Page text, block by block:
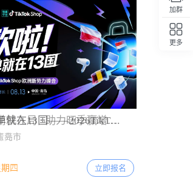
美区发布2026秋冬3C家电企划 361
半年销售额近292万亿盾 621
英国直播电商增长55%，鞋服
销售大涨
452
欧啦！爆单就在13国——2026TikTok Shop欧洲新势力峰会【青岛站】
岛市
四 立即报名
加群
更多